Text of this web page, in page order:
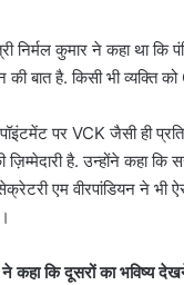
कुमार ने कहा था कि
की बात है. किसी भी व्यक्ति
पर VCK जैसी ही
है. उन्होंने कहा
एम वीरपांडियन ने भी
कि दूसरों का भविष्य देखने